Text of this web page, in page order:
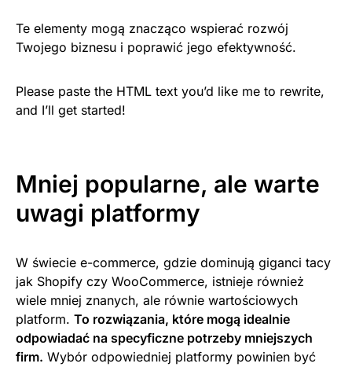
Te elementy mogą znacząco wspierać rozwój
Twojego biznesu i poprawić jego efektywność.
Please paste the HTML text you’d like me to rewrite,
and I’ll get started!
Mniej popularne, ale warte
uwagi platformy
W świecie e-commerce, gdzie dominują giganci tacy
jak Shopify czy WooCommerce, istnieje również
wiele mniej znanych, ale równie wartościowych
platform. To rozwiązania, które mogą idealnie
odpowiadać na specyficzne potrzeby mniejszych
firm. Wybór odpowiedniej platformy powinien być